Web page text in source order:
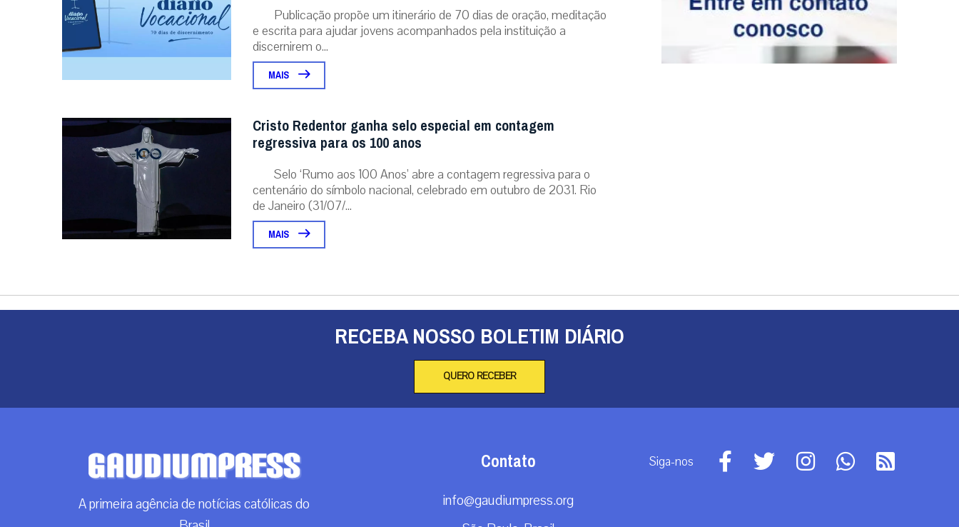
Publicação propõe um itinerário de 70 dias de oração, meditação
e escrita para ajudar jovens acompanhados pela instituição a
discernirem o...
MAIS
Cristo Redentor ganha selo especial em contagem
regressiva para os 100 anos
Selo ‘Rumo aos 100 Anos’ abre a contagem regressiva para o
centenário do símbolo nacional, celebrado em outubro de 2031. Rio
de Janeiro (31/07/...
MAIS
RECEBA NOSSO BOLETIM DIÁRIO
QUERO RECEBER
A primeira agência de notícias católicas do
Contato
info@gaudiumpress.org
Siga-nos